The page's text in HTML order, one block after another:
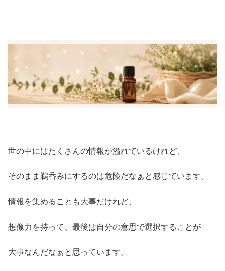
世の中にはたくさんの情報が溢れているけれど、
そのまま鵜呑みにするのは危険だなぁと感じています。
情報を集めることも大事だけれど、
想像力を持って、最後は自分の意思で選択することが
大事なんだなぁと思っています。